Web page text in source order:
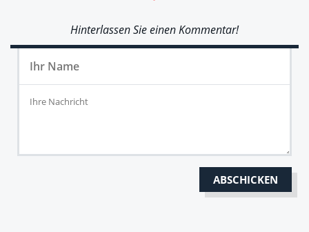
Hinterlassen Sie einen Kommentar!